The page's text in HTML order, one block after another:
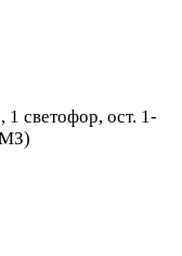
светофор, ост. 1-